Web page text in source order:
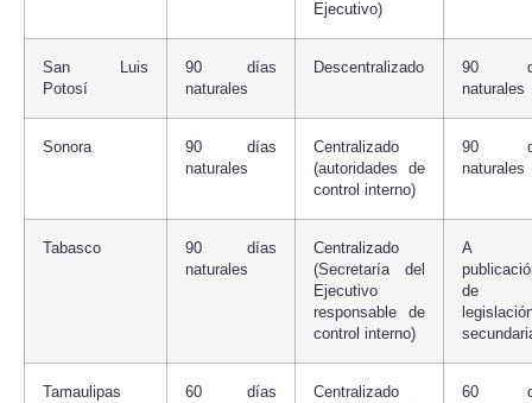
Ejecutivo)
San Luis
Potosí
90 días
naturales
Descentralizado
90
naturales
Sonora
90 días
naturales
Centralizado
(autoridades de
control interno)
90
naturales
Tabasco
90 días
naturales
Centralizado
(Secretaría del
Ejecutivo
responsable de
control interno)
A
de
Tamaulipas
60 días
Centralizado
60